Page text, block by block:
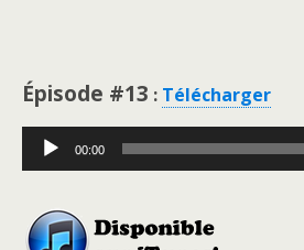
Épisode #13 : Télécharger
Lecteur
audio
00:00